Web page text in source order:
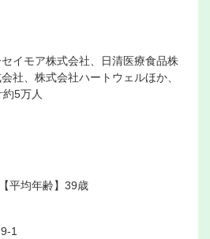
セイモア株式会社、日清医療食品株
社、株式会社ハートウェルほか、
5万人
平均年齢】39歳
1